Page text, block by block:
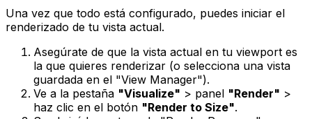
Una vez que todo está configurado, puedes iniciar el
renderizado de tu vista actual.
Asegúrate de que la vista actual en tu viewport es
la que quieres renderizar (o selecciona una vista
guardada en el "View Manager").
Ve a la pestaña "Visualize" > panel "Render" >
haz clic en el botón "Render to Size".